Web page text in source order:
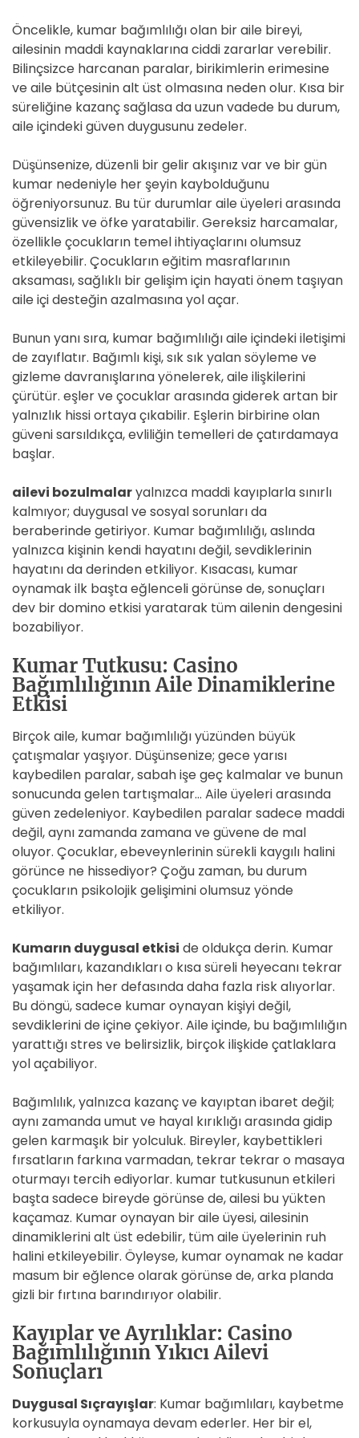
Öncelikle, kumar bağımlılığı olan bir aile bireyi,
ailesinin maddi kaynaklarına ciddi zararlar verebilir.
Bilinçsizce harcanan paralar, birikimlerin erimesine
ve aile bütçesinin alt üst olmasına neden olur. Kısa bir
süreliğine kazanç sağlasa da uzun vadede bu durum,
aile içindeki güven duygusunu zedeler.
Düşünsenize, düzenli bir gelir akışınız var ve bir gün
kumar nedeniyle her şeyin kaybolduğunu
öğreniyorsunuz. Bu tür durumlar aile üyeleri arasında
güvensizlik ve öfke yaratabilir. Gereksiz harcamalar,
özellikle çocukların temel ihtiyaçlarını olumsuz
etkileyebilir. Çocukların eğitim masraflarının
aksaması, sağlıklı bir gelişim için hayati önem taşıyan
aile içi desteğin azalmasına yol açar.
Bunun yanı sıra, kumar bağımlılığı aile içindeki iletişimi
de zayıflatır. Bağımlı kişi, sık sık yalan söyleme ve
gizleme davranışlarına yönelerek, aile ilişkilerini
çürütür. eşler ve çocuklar arasında giderek artan bir
yalnızlık hissi ortaya çıkabilir. Eşlerin birbirine olan
güveni sarsıldıkça, evliliğin temelleri de çatırdamaya
başlar.
ailevi bozulmalaryalnızca maddi kayıplarla sınırlı
kalmıyor; duygusal ve sosyal sorunları da
beraberinde getiriyor. Kumar bağımlılığı, aslında
yalnızca kişinin kendi hayatını değil, sevdiklerinin
hayatını da derinden etkiliyor. Kısacası, kumar
oynamak ilk başta eğlenceli görünse de, sonuçları
dev bir domino etkisi yaratarak tüm ailenin dengesini
bozabiliyor.
Kumar Tutkusu: Casino
Bağımlılığının Aile Dinamiklerine
Etkisi
Birçok aile, kumar bağımlılığı yüzünden büyük
çatışmalar yaşıyor. Düşünsenize; gece yarısı
kaybedilen paralar, sabah işe geç kalmalar ve bunun
sonucunda gelen tartışmalar… Aile üyeleri arasında
güven zedeleniyor. Kaybedilen paralar sadece maddi
değil, aynı zamanda zamana ve güvene de mal
oluyor. Çocuklar, ebeveynlerinin sürekli kaygılı halini
görünce ne hissediyor? Çoğu zaman, bu durum
çocukların psikolojik gelişimini olumsuz yönde
etkiliyor.
Kumarın duygusal etkisi de oldukça derin. Kumar
bağımlıları, kazandıkları o kısa süreli heyecanı tekrar
yaşamak için her defasında daha fazla risk alıyorlar.
Bu döngü, sadece kumar oynayan kişiyi değil,
sevdiklerini de içine çekiyor. Aile içinde, bu bağımlılığın
yarattığı stres ve belirsizlik, birçok ilişkide çatlaklara
yol açabiliyor.
Bağımlılık, yalnızca kazanç ve kayıptan ibaret değil;
aynı zamanda umut ve hayal kırıklığı arasında gidip
gelen karmaşık bir yolculuk. Bireyler, kaybettikleri
fırsatların farkına varmadan, tekrar tekrar o masaya
oturmayı tercih ediyorlar. kumar tutkusunun etkileri
başta sadece bireyde görünse de, ailesi bu yükten
kaçamaz. Kumar oynayan bir aile üyesi, ailesinin
dinamiklerini alt üst edebilir, tüm aile üyelerinin ruh
halini etkileyebilir. Öyleyse, kumar oynamak ne kadar
masum bir eğlence olarak görünse de, arka planda
gizli bir fırtına barındırıyor olabilir.
Kayıplar ve Ayrılıklar: Casino
Bağımlılığının Yıkıcı Ailevi
Sonuçları
Duygusal Sıçrayışlar: Kumar bağımlıları, kaybetme
korkusuyla oynamaya devam ederler. Her bir el,